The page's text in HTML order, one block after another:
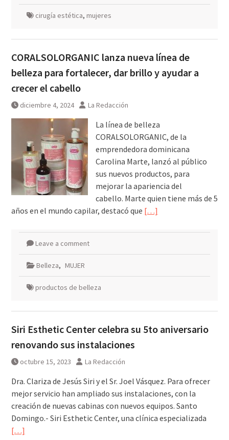
cirugía estética, mujeres
CORALSOLORGANIC lanza nueva línea de
belleza para fortalecer, dar brillo y ayudar a
crecer el cabello
diciembre 4, 2024 La Redacción
La línea de belleza
CORALSOLORGANIC, de la
emprendedora dominicana
Carolina Marte, lanzó al público
sus nuevos productos, para
mejorar la apariencia del
cabello. Marte quien tiene más de 5
años en el mundo capilar, destacó que […]
Leave a comment
Belleza, MUJER
productos de belleza
Siri Esthetic Center celebra su 5to aniversario
renovando sus instalaciones
octubre 15, 2023 La Redacción
Dra. Clariza de Jesús Siri y el Sr. Joel Vásquez. Para ofrecer
mejor servicio han ampliado sus instalaciones, con la
creación de nuevas cabinas con nuevos equipos. Santo
Domingo.- Siri Esthetic Center, una clínica especializada
[…]